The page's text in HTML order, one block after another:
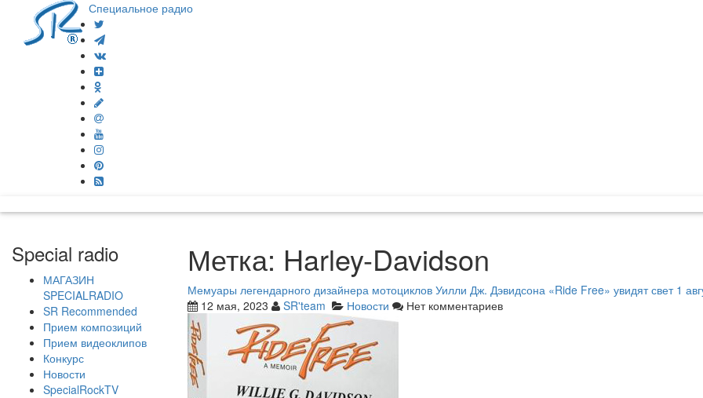
Специальное радио
Special radio
МАГАЗИН
SPECIALRADIO
SR Recommended
Прием композиций
Прием видеоклипов
Конкурс
Новости
SpecialRockTV
Метка: Harley-Davidson
Мемуары легендарного дизайнера мотоциклов Уилли Дж. Дэвидсона «Ride Free» увидят свет 1
12 мая, 2023
SR'team Новости Нет комментариев